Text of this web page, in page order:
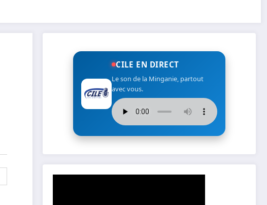
CILE EN DIRECT
Le son de la Minganie, partout
avec vous.